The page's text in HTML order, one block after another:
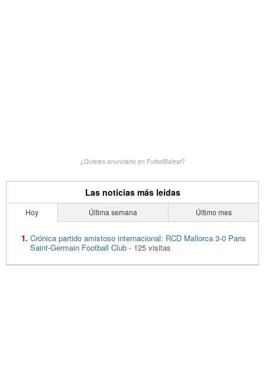
¿Quieres anunciarte en FutbolBalear?
Las noticias más leídas
Hoy Última semana Último mes
Crónica partido amistoso internacional: RCD Mallorca 3-0 Paris
Saint-Germain Football Club - 125 visitas